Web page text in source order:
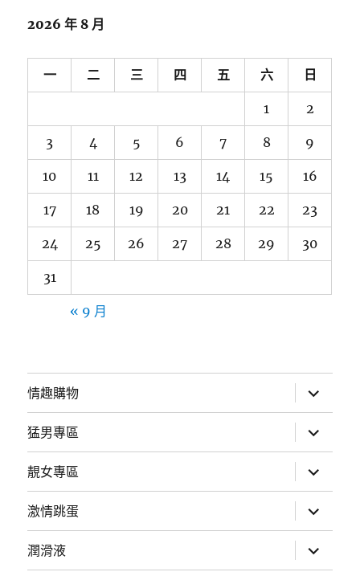
2026 年 8 月
一 二 三 四 五 六 日
1 2
3 4 5 6 7 8 9
10 11 12 13 14 15 16
17 18 19 20 21 22 23
24 25 26 27 28 29 30
31
« 9 月
情趣購物
開
子
選
單
猛男專區
開
子
選
單
靚女專區
開
子
選
單
激情跳蛋
開
子
選
單
潤滑液
開
子